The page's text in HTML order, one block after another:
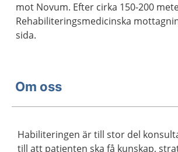
mot Novum. Efter cirka 150-200
Rehabiliteringsmedicinska
sida.
Om oss
Habiliteringen är till stor del
till att patienten ska få kunskap,